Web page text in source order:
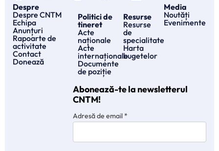
Despre
Despre CNTM
Echipa
Anunțuri
Rapoarte de
activitate
Contact
Donează
Politici de
tineret
Acte
naționale
Acte
internaționale
Documente
de poziție
Resurse
Resurse
de
specialitate
Harta
bugetelor
Media
Noutăți
Evenimente
Abonează-te la newsletterul
CNTM!
Adresă de email*